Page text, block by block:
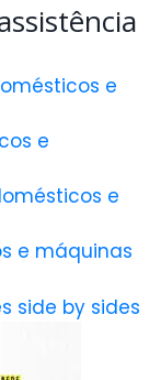
e
e
e
e máquinas
side by sides